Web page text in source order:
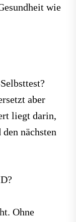
wie
aber
liegt darin,
nächsten
Ohne